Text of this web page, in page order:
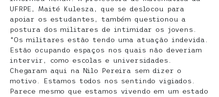
UFRPE, Maité Kulesza, que se deslocou para
apoiar os estudantes, também questionou a
postura dos militares de intimidar os jovens.
“Os militares estão tendo uma atuação indevida.
Estão ocupando espaços nos quais não deveriam
intervir, como escolas e universidades.
Chegaram aqui na Nilo Pereira sem dizer o
motivo. Estamos todos nos sentindo vigiados.
Parece mesmo que estamos vivendo em um estado